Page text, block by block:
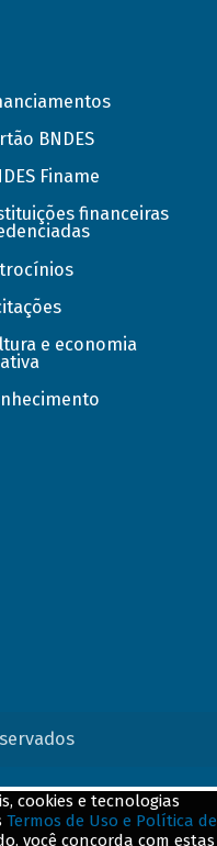
BNDES
Finame
financeiras
e economia
cookies e tecnologias
Termos de Uso e Política de
você concorda com estas